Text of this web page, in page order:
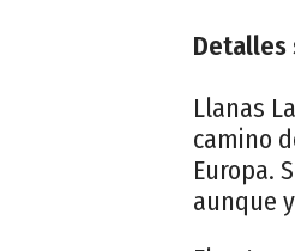
Detalles
Llanas
camino
Europa.
aunque